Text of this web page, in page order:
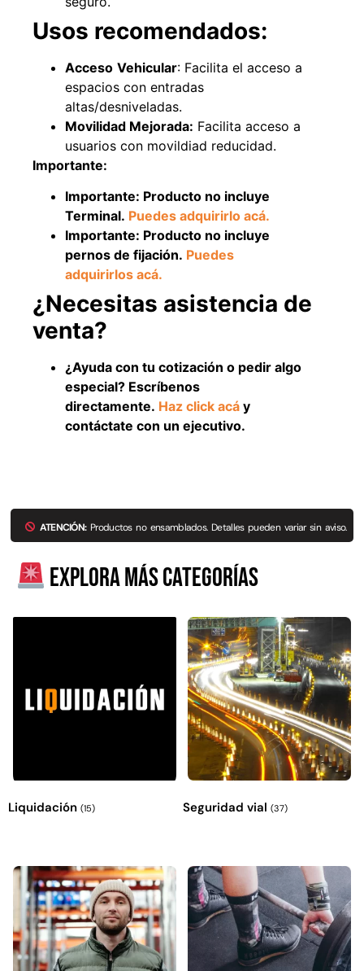
Usos recomendados:
Acceso Vehicular: Facilita el acceso a
espacios con entradas
altas/desniveladas.
Movilidad Mejorada: Facilita acceso a
usuarios con movildiad reducidad.
Importante:
Importante: Producto no incluye
Terminal. Puedes adquirirlo acá.
Importante: Producto no incluye
pernos de fijación. Puedes
adquirirlos acá.
¿Necesitas asistencia de
venta?
¿Ayuda con tu cotización o pedir algo
especial? Escríbenos
directamente. Haz click acá y
contáctate con un ejecutivo.
ATENCIÓN:Productos no ensamblados. Detalles pueden variar sin aviso.
Explora más categorías
Liquidación (15) Seguridad vial (37)
Empaquetadura 3/16"
4.8mm neopreno con 1 tela
3.5MP
$803.797
Agregar al carrito
Explora más productos